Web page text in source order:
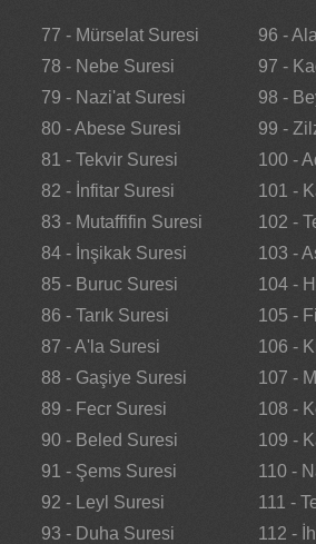
77 - Mürselat Suresi
78 - Nebe Suresi
79 - Nazi'at Suresi
80 - Abese Suresi
81 - Tekvir Suresi
82 - İnfitar Suresi
83 - Mutaffifin Suresi
84 - İnşikak Suresi
85 - Buruc Suresi
86 - Tarık Suresi
87 - A'la Suresi
88 - Gaşiye Suresi
89 - Fecr Suresi
90 - Beled Suresi
91 - Şems Suresi
92 - Leyl Suresi
93 - Duha Suresi
96 -
97 -
98 -
99 -
100 -
101 -
102 -
103 -
104 -
105 -
106 -
107 -
108 -
109 -
110 -
111 -
112 -